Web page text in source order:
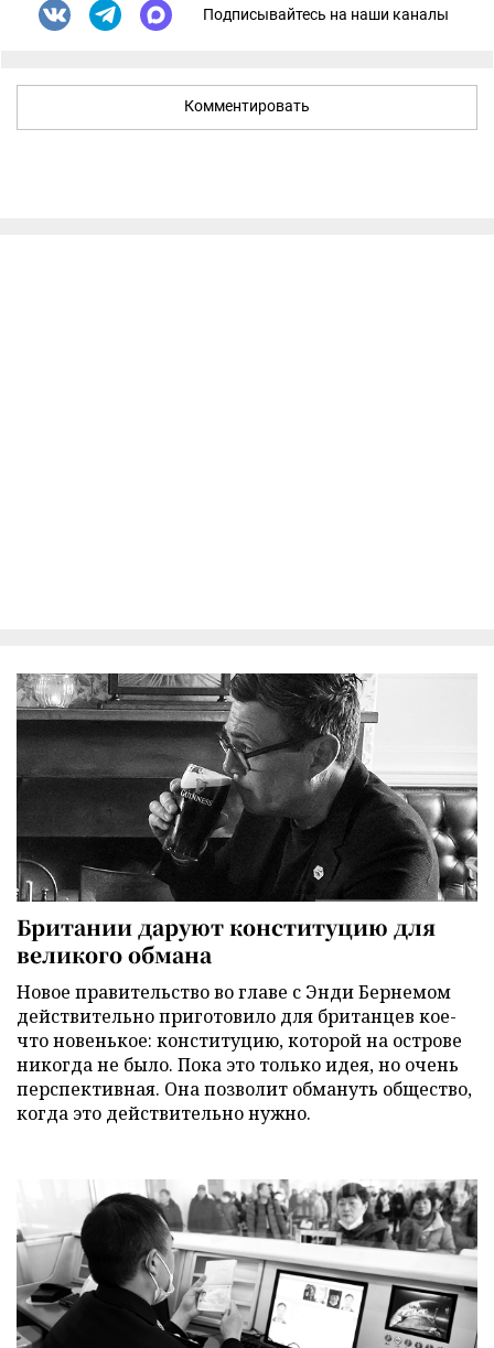
Подписывайтесь на наши каналы
Комментировать
Британии даруют конституцию для
великого обмана
Новое правительство во главе с Энди Бернемом
действительно приготовило для британцев кое-
что новенькое: конституцию, которой на острове
никогда не было. Пока это только идея, но очень
перспективная. Она позволит обмануть общество,
когда это действительно нужно.